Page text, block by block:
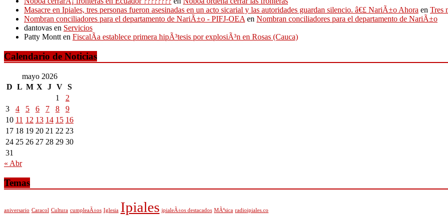
Masacre en Ipiales, tres personas fueron asesinadas en un acto sicarial y las autoridades guardan silencio. â€£ NariÃ±o Ahora en Tres
Nombran conciliadores para el departamento de NariÃ±o - PIFJ-OEA en Nombran conciliadores para el departamento de NariÃ±o
dantovas en Servicios
Patty Montt en FiscalÃ­a establece primera hipÃ³tesis por explosiÃ³n en Rosas (Cauca)
Calendario de Noticias
mayo 2026
D L M X J V S
1
2
3
4 5 6 7 8
9
10 11 12 13 14 15 16
17 18 19 20 21 22 23
24 25 26 27 28 29 30
31
« Abr
Temas
aniversario Caracol Cultura cumpleaÃ±os Iglesia Ipiales ipialeÃ±os destacados MÃºsica radioipiales.co